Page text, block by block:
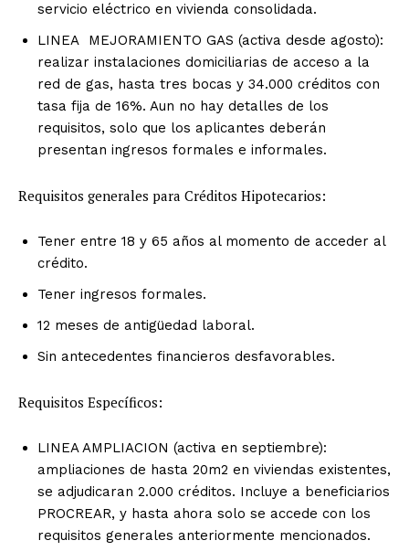
servicio eléctrico en vivienda consolidada.
LINEA MEJORAMIENTO GAS (activa desde agosto):
realizar instalaciones domiciliarias de acceso a la
red de gas, hasta tres bocas y 34.000 créditos con
tasa fija de 16%. Aun no hay detalles de los
requisitos, solo que los aplicantes deberán
presentan ingresos formales e informales.
Requisitos generales para Créditos Hipotecarios:
Tener entre 18 y 65 años al momento de acceder al
crédito.
Tener ingresos formales.
12 meses de antigüedad laboral.
Sin antecedentes financieros desfavorables.
Requisitos Específicos:
LINEA AMPLIACION (activa en septiembre):
ampliaciones de hasta 20m2 en viviendas existentes,
se adjudicaran 2.000 créditos. Incluye a beneficiarios
PROCREAR, y hasta ahora solo se accede con los
requisitos generales anteriormente mencionados.